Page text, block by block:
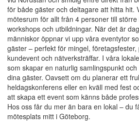
för både gäster och deltagare att hitta hit.
mötesrum för allt från 4 personer till större
workshops och utbildningar. När det är
människor öppnar vi upp våra eventytor
gäster – perfekt för mingel,
kundevent och nätverksträffar. I våra
som skapar en naturlig samlingspunkt
dina gäster. Oavsett om du planerar ett
heldagskonferens eller en kväll med fest
att skapa ett event som känns både
Hos oss får du mer än bara en lokal – du
mötesplats mitt i Göteborg.